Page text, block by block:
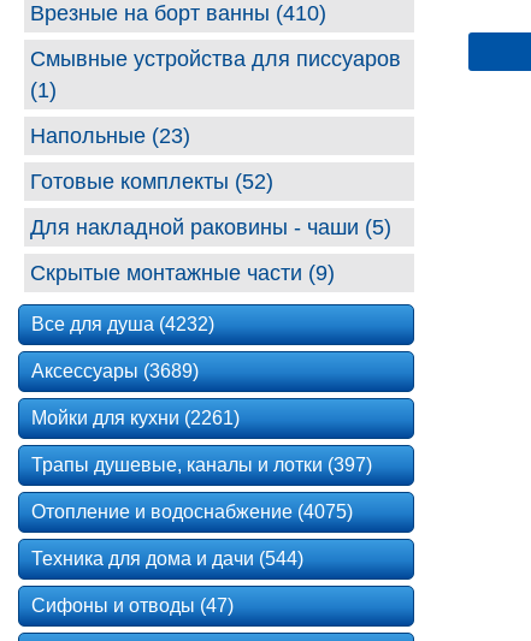
Врезные на борт ванны (410)
Смывные устройства для писсуаров
(1)
Напольные (23)
Готовые комплекты (52)
Для накладной раковины - чаши (5)
Скрытые монтажные части (9)
Все для душа (4232)
Аксессуары (3689)
Мойки для кухни (2261)
Трапы душевые, каналы и лотки (397)
Отопление и водоснабжение (4075)
Техника для дома и дачи (544)
Сифоны и отводы (47)